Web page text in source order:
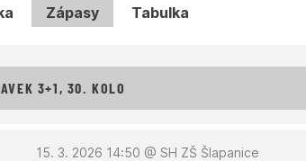
Zápasy Tabulka
3+1, 30. KOLO
15. 3. 2026 14:50 @ SH ZŠ Šlapanice